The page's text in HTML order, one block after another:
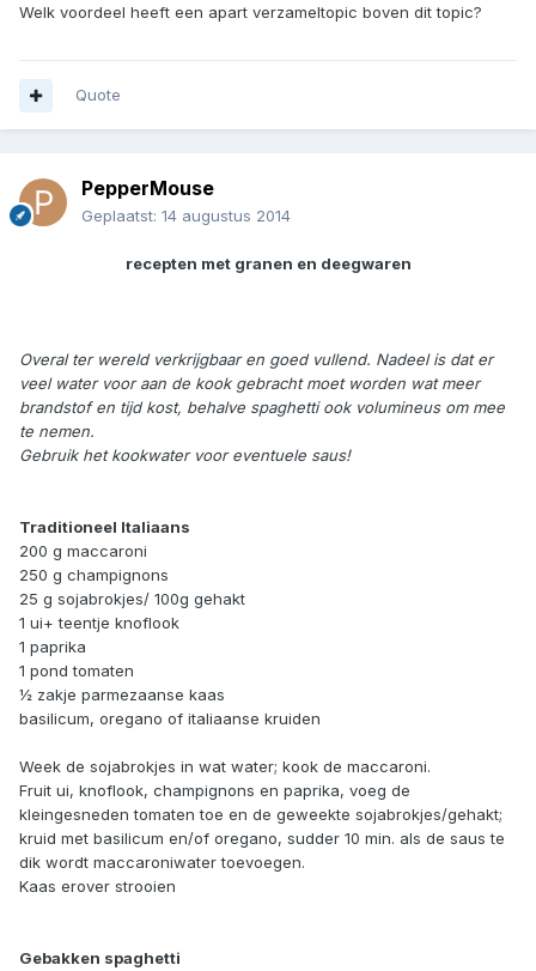
Welk voordeel heeft een apart verzameltopic boven dit topic?
Quote
PepperMouse
Geplaatst: 14 augustus 2014
recepten met granen en deegwaren
Overal ter wereld verkrijgbaar en goed vullend. Nadeel is dat er
veel water voor aan de kook gebracht moet worden wat meer
brandstof en tijd kost, behalve spaghetti ook volumineus om mee
te nemen.
Gebruik het kookwater voor eventuele saus!
Traditioneel Italiaans
200 g maccaroni
250 g champignons
25 g sojabrokjes/ 100g gehakt
1 ui+ teentje knoflook
1 paprika
1 pond tomaten
½ zakje parmezaanse kaas
basilicum, oregano of italiaanse kruiden
Week de sojabrokjes in wat water; kook de maccaroni.
Fruit ui, knoflook, champignons en paprika, voeg de
kleingesneden tomaten toe en de geweekte sojabrokjes/gehakt;
kruid met basilicum en/of oregano, sudder 10 min. als de saus te
dik wordt maccaroniwater toevoegen.
Kaas erover strooien
Gebakken spaghetti